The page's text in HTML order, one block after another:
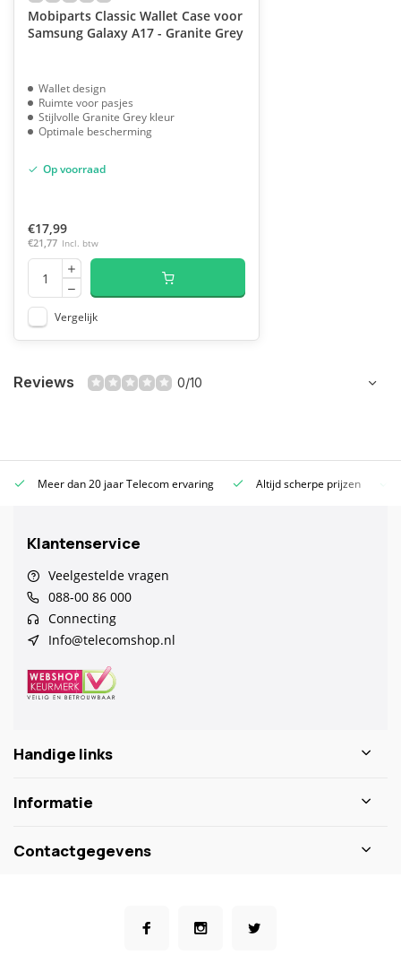
Mobiparts Classic Wallet Case voor
Samsung Galaxy A17 - Granite Grey
Wallet design
Ruimte voor pasjes
Stijlvolle Granite Grey kleur
Optimale bescherming
Op voorraad
€17,99
€21,77 Incl. btw
Vergelijk
Reviews 0/10
Meer dan 20 jaar Telecom ervaring Altijd scherpe prijzen
Klantenservice
Veelgestelde vragen
088-00 86 000
Connecting
Info@telecomshop.nl
Handige links
Informatie
Contactgegevens